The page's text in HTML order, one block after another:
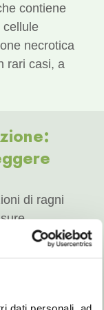
contiene
cellule
necrotica
rari casi, a
di ragni
scantinati,
di